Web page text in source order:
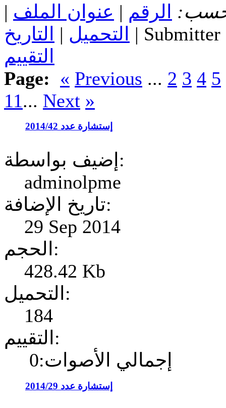
حسب: الرقم | عنوان الملف |
التحميل | التاريخ
|
التقييم
Page: « Previous ... 2 3 4 5
11... Next »
إستشارة عدد 2014/42
إضيف بواسطة:
adminolpme
تاريخ الإضافة:
29 Sep 2014
الحجم:
428.42 Kb
التحميل:
184
التقييم:
إجمالي الأصوات:0
إستشارة عدد 2014/29